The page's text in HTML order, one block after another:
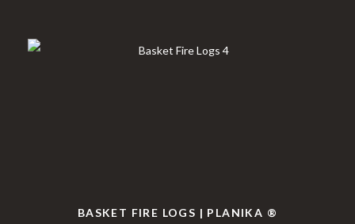
BASKET FIRE LOGS | PLANIKA ®